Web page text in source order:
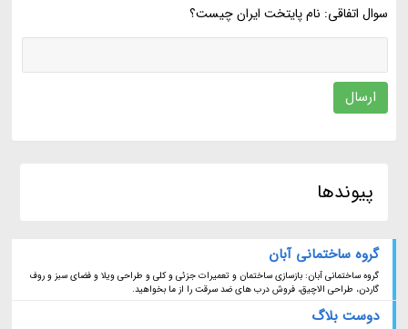
سوال اتفاقی: نام پایتخت ایران چیست؟
ارسال
پیوندها
گروه ساختمانی آبان
گروه ساختمانی آبان: بازسازی ساختمان و تعمیرات جزئی و کلی و طراحی ویلا و فضای سبز و روف
گاردن، طراحی الاچیق، فروش درب های ضد سرقت را از ما بخواهید.
دوست بلاگ